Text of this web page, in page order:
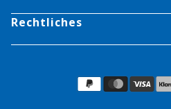
Rechtliches